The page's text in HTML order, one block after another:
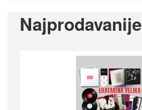
Najprodavanije